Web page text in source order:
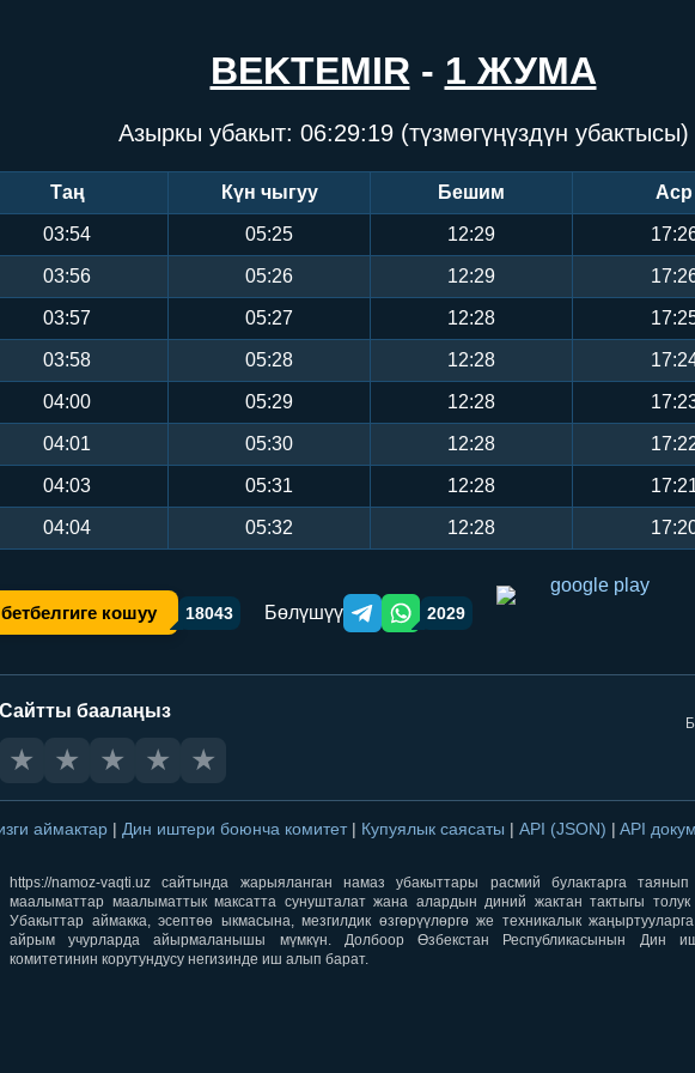
BEKTEMIR- 1 ЖУМА
Азыркы убакыт: 06:29:20(түзмөгүңүздүн убактысы)
Таң Күн чыгуу Бешим Аср
03:54 05:25 12:29
03:56 05:26 12:29
03:57 05:27 12:28
03:58 05:28 12:28
04:00 05:29 12:28
04:01 05:30 12:28
04:03 05:31 12:28
04:04 05:32 12:28
кошуу 18043 Бөлүшүү Telegram orqali ulashish
WhatsApp orqali ulashish
2029
Сайтты баалаңыз
★ ★ ★ ★ ★
аймактар | Дин иштери боюнча комитет | Купуялык саясаты | API (JSON) | API
https://namoz-vaqti.uz сайтында жарыяланган намаз убакыттары расмий булактарга
маалыматтар маалыматтык максатта сунушталат жана алардын диний жактан тактыгы толук
Убакыттар аймакка, эсептөө ыкмасына, мезгилдик өзгөрүүлөргө же техникалык
айрым учурларда айырмаланышы мүмкүн. Долбоор Өзбекстан Республикасынын Дин
комитетинин корутундусу негизинде иш алып барат.